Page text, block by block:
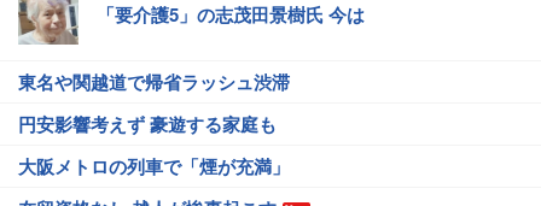
「要介護5」の志茂田景樹氏 今は
東名や関越道で帰省ラッシュ渋滞
円安影響考えず 豪遊する家庭も
大阪メトロの列車で「煙が充満」